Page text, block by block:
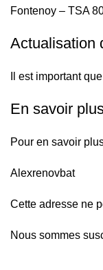
Fontenoy – TSA
Actualisation
Il est important
En savoir
Pour en savoir
Alexrenovbat
Cette adresse ne
Nous sommes